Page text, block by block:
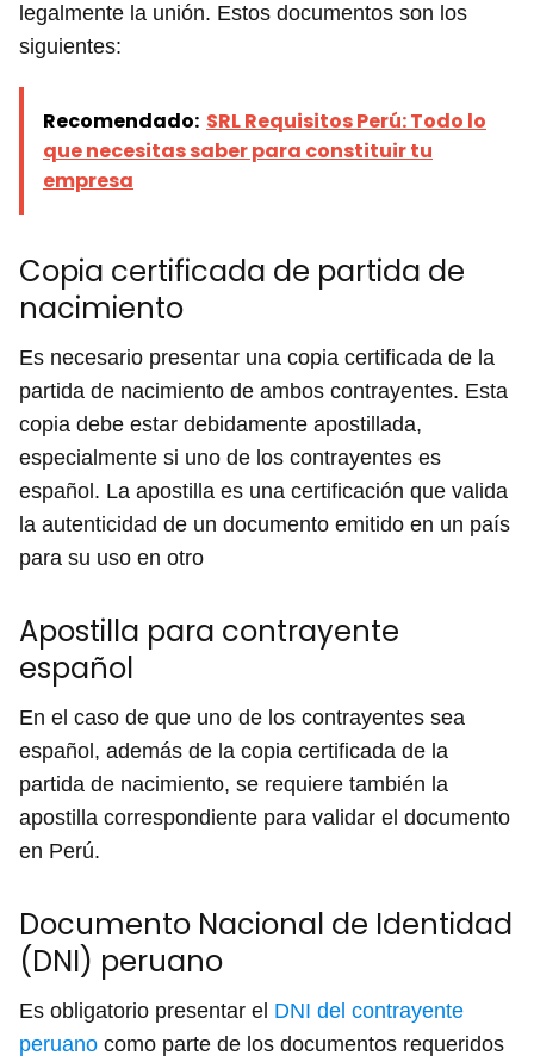
legalmente la unión. Estos documentos son los
siguientes:
Recomendado: SRL Requisitos Perú: Todo lo
que necesitas saber para constituir tu
empresa
Copia certificada de partida de
nacimiento
Es necesario presentar una copia certificada de la
partida de nacimiento de ambos contrayentes. Esta
copia debe estar debidamente apostillada,
especialmente si uno de los contrayentes es
español. La apostilla es una certificación que valida
la autenticidad de un documento emitido en un país
para su uso en otro
Apostilla para contrayente
español
En el caso de que uno de los contrayentes sea
español, además de la copia certificada de la
partida de nacimiento, se requiere también la
apostilla correspondiente para validar el documento
en Perú.
Documento Nacional de Identidad
(DNI) peruano
Es obligatorio presentar el DNI del contrayente
peruano como parte de los documentos requeridos